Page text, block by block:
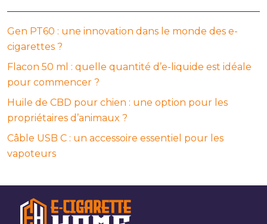
Gen PT60 : une innovation dans le monde des e-
cigarettes ?
Flacon 50 ml : quelle quantité d’e-liquide est idéale
pour commencer ?
Huile de CBD pour chien : une option pour les
propriétaires d’animaux ?
Câble USB C : un accessoire essentiel pour les
vapoteurs